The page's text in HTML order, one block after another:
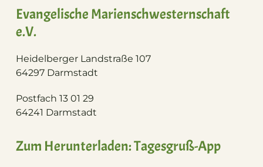
Evangelische Marienschwesternschaft
e.V.
Heidelberger Landstraße 107
64297 Darmstadt
Postfach 13 01 29
64241 Darmstadt
Zum Herunterladen: Tagesgruß-App